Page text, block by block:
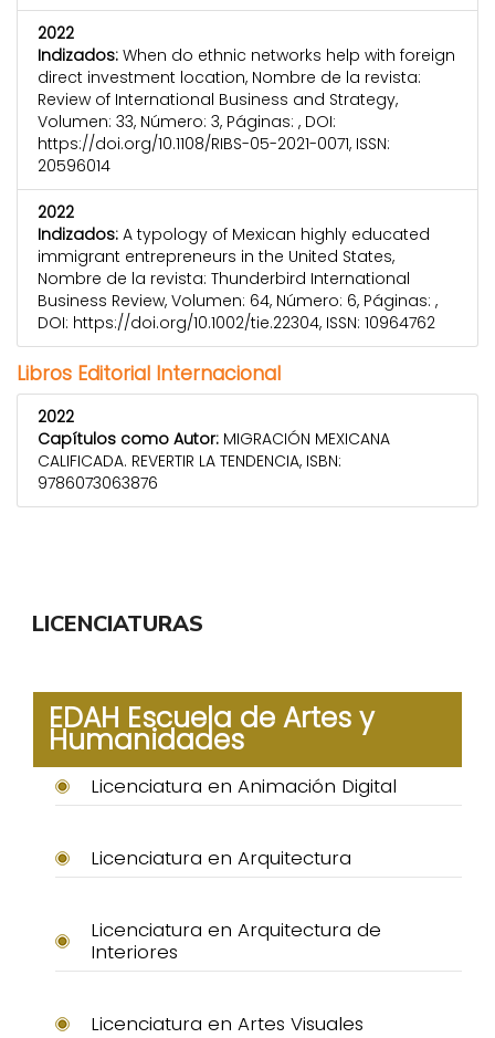
2022
Indizados: When do ethnic networks help with foreign
direct investment location, Nombre de la revista:
Review of International Business and Strategy,
Volumen: 33, Número: 3, Páginas: , DOI:
https://doi.org/10.1108/RIBS-05-2021-0071, ISSN:
20596014
2022
Indizados: A typology of Mexican highly educated
immigrant entrepreneurs in the United States,
Nombre de la revista: Thunderbird International
Business Review, Volumen: 64, Número: 6, Páginas: ,
DOI: https://doi.org/10.1002/tie.22304, ISSN: 10964762
Libros Editorial Internacional
2022
Capítulos como Autor: MIGRACIÓN MEXICANA
CALIFICADA. REVERTIR LA TENDENCIA, ISBN:
9786073063876
LICENCIATURAS
EDAH Escuela de Artes y
Humanidades
Licenciatura en Animación Digital
Licenciatura en Arquitectura
Licenciatura en Arquitectura de
Interiores
Licenciatura en Artes Visuales